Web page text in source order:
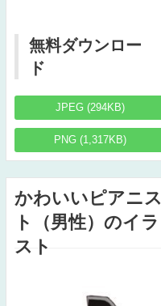
無料ダウンロー
ド
JPEG (294KB)
PNG (1,317KB)
かわいいピアニス
ト（男性）のイラ
スト